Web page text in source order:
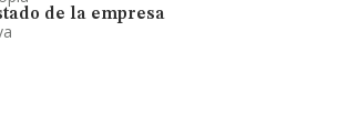
de la empresa